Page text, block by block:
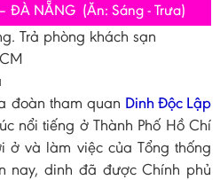
ĐÀ NẴNG (Ăn: Sáng - Trưa)
Trả phòng khách sạn
đoàn tham quan Dinh Độc Lập
nổi tiếng ở Thành Phố Hồ Chí
ở và làm việc của Tổng thống
nay, dinh đã được Chính phủ